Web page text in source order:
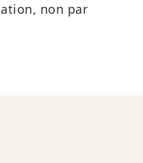
non par